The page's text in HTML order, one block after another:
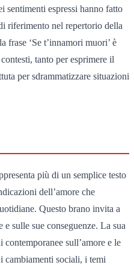
sentimenti espressi hanno fatto
riferimento nel repertorio della
‘Se t’innamori muori’ è
tanto per esprimere il
per sdrammatizzare situazioni
più di un semplice testo
dell’amore che
Questo brano invita a
sulle sue conseguenze. La sua
sull’amore e le
cambiamenti sociali, i temi